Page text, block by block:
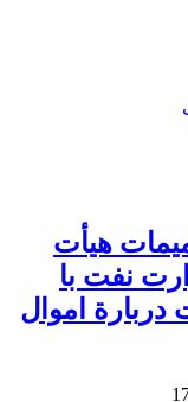
هیأت
نفت با
دربارة اموال‏‏